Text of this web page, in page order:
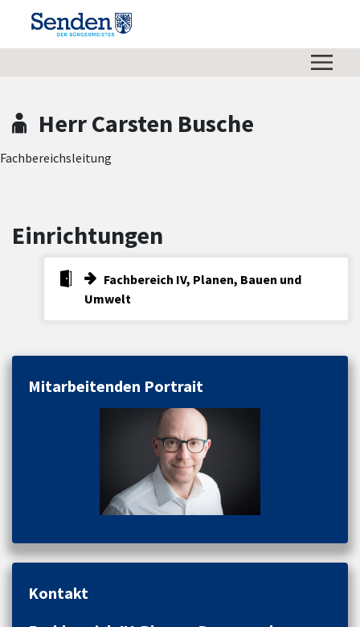
Zum Header
Zum Hauptinhalt
Zum Footer
Zum Hauptinhalt springen
Herr Carsten Busche
Fachbereichsleitung
Einrichtungen
Fachbereich IV, Planen, Bauen und
Umwelt
Mitarbeitenden Portrait
Kontakt